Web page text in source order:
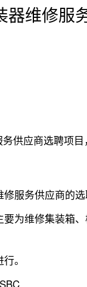
维修服
供应商选聘项
服务供应商的选
为维修集装箱
。